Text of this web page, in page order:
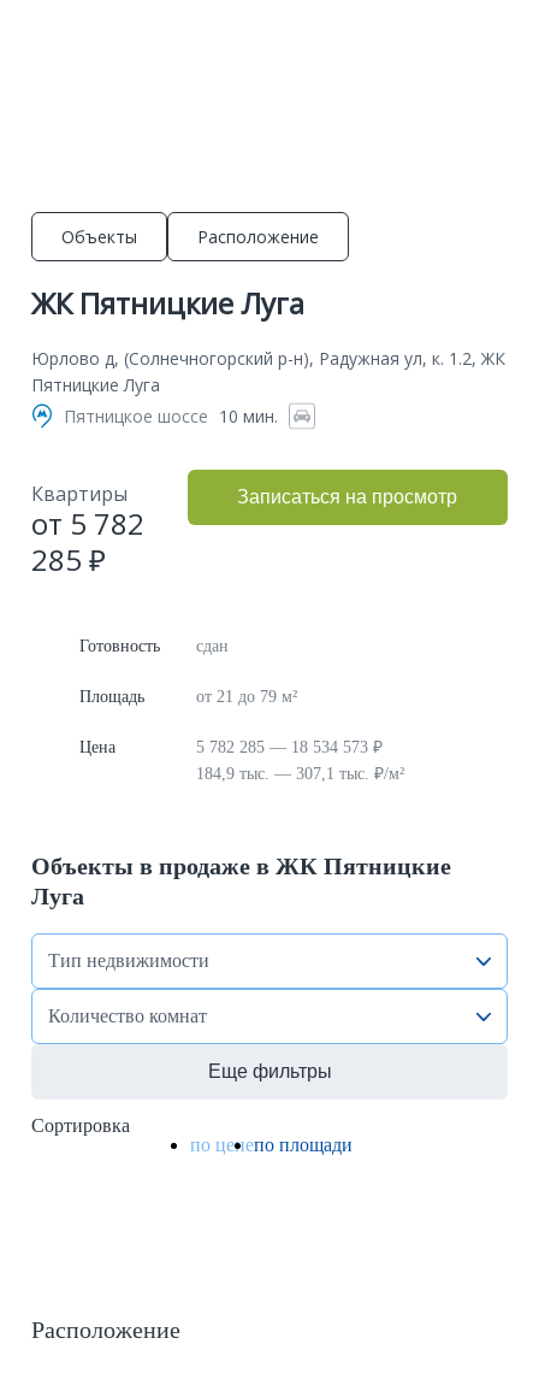
ЖК Пятницкие Луга
Юрлово д, (Солнечногорский р-н), Радужная ул, к. 1.2, ЖК
Пятницкие Луга
Пятницкое шоссе 10 мин.
Квартиры
от 5 782
285 ₽
Записаться на просмотр
Объекты Расположение
Готовность сдан
Площадь от 21 до 79 м²
Цена
5 782 285 — 18 534 573 ₽
184,9 тыс. — 307,1 тыс. ₽/м²
Объекты в продаже в ЖК Пятницкие
Луга
Тип недвижимости
Количество комнат
Еще фильтры
Сортировка
по ценепо площади
Расположение